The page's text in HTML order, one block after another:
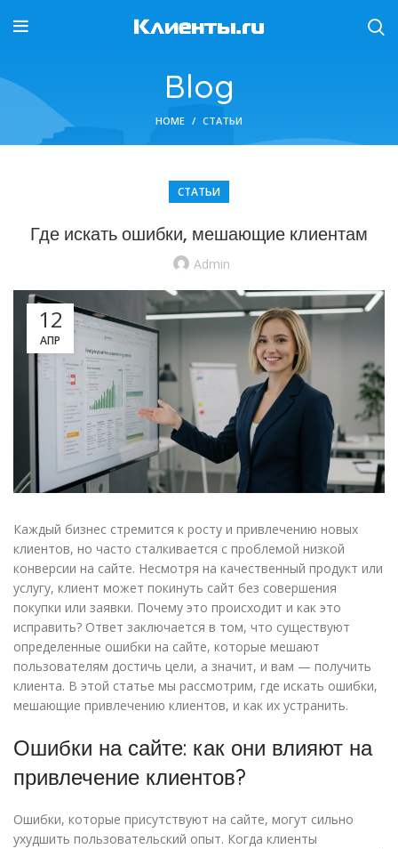
Blog
HOME СТАТЬИ
СТАТЬИ
Где искать ошибки, мешающие клиентам
Admin
12
АПР
Каждый бизнес стремится к росту и привлечению новых
клиентов, но часто сталкивается с проблемой низкой
конверсии на сайте. Несмотря на качественный продукт или
услугу, клиент может покинуть сайт без совершения
покупки или заявки. Почему это происходит и как это
исправить? Ответ заключается в том, что существуют
определенные ошибки на сайте, которые мешают
пользователям достичь цели, а значит, и вам — получить
клиента. В этой статье мы рассмотрим, где искать ошибки,
мешающие привлечению клиентов, и как их устранить.
Ошибки на сайте: как они влияют на
привлечение клиентов?
Ошибки, которые присутствуют на сайте, могут сильно
ухудшить пользовательский опыт. Когда клиенты